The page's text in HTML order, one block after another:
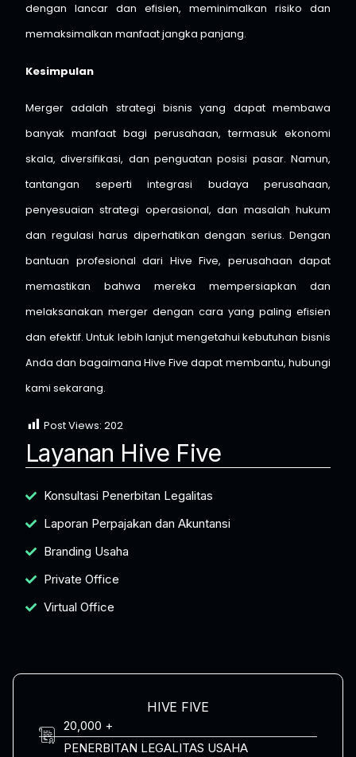
dengan lancar dan efisien, meminimalkan risiko dan
memaksimalkan manfaat jangka panjang.
Kesimpulan
Merger adalah strategi bisnis yang dapat membawa
banyak manfaat bagi perusahaan, termasuk ekonomi
skala, diversifikasi, dan penguatan posisi pasar. Namun,
tantangan seperti integrasi budaya perusahaan,
penyesuaian strategi operasional, dan masalah hukum
dan regulasi harus diperhatikan dengan serius. Dengan
bantuan profesional dari Hive Five, perusahaan dapat
memastikan bahwa mereka mempersiapkan dan
melaksanakan merger dengan cara yang paling efisien
dan efektif. Untuk lebih lanjut mengetahui kebutuhan bisnis
Anda dan bagaimana Hive Five dapat membantu, hubungi
kami sekarang.
Post Views: 202
Layanan Hive Five
Konsultasi Penerbitan Legalitas
Laporan Perpajakan dan Akuntansi
Branding Usaha
Private Office
Virtual Office
HIVE FIVE
20,000 +
PENERBITAN LEGALITAS USAHA